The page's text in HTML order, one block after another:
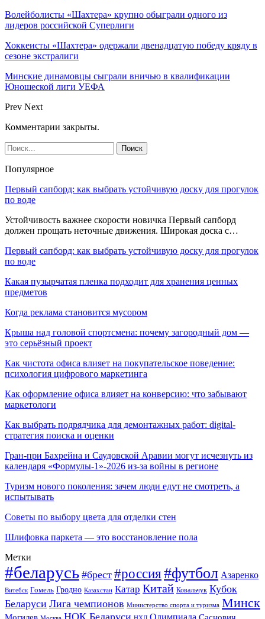
Волейболисты «Шахтера» крупно обыграли одного из
лидеров российской Суперлиги
Хоккеисты «Шахтера» одержали двенадцатую победу кряду в
сезоне экстралиги
Минские динамовцы сыграли вничью в квалификации
Юношеской лиги УЕФА
Prev Next
Комментарии закрыты.
Популярное
Первый сапборд: как выбрать устойчивую доску для прогулок
по воде
Устойчивость важнее скорости новичка Первый сапборд
должен прощать неточные движения. Широкая доска с…
Первый сапборд: как выбрать устойчивую доску для прогулок
по воде
Какая пузырчатая пленка подходит для хранения ценных
предметов
Когда реклама становится мусором
Крыша над головой спортсмена: почему загородный дом —
это серьёзный проект
Как чистота офиса влияет на покупательское поведение:
психология цифрового маркетинга
Как оформление офиса влияет на конверсию: что забывают
маркетологи
Как выбрать подрядчика для демонтажных работ: digital-
стратегия поиска и оценки
Гран-при Бахрейна и Саудовской Аравии могут исчезнуть из
календаря «Формулы-1»-2026 из-за войны в регионе
Туризм нового поколения: зачем люди едут не смотреть, а
испытывать
Советы по выбору цвета для отделки стен
Шлифовка паркета — это восстановление пола
Метки
#беларусь #брест #россия#футбол Азаренко
Витебск Гомель Гродно Казахстан Катар Китай Ковальчук Кубок
Беларуси Лига чемпионов Министерство спорта и туризма Минск
НОК Беларуси Олимпиада